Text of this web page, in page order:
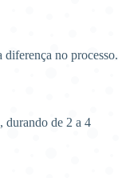
diferença no processo.
durando de 2 a 4